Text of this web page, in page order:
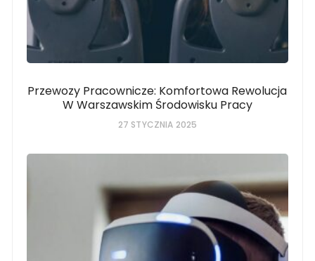
Przewozy Pracownicze: Komfortowa Rewolucja
W Warszawskim Środowisku Pracy
27 STYCZNIA 2025